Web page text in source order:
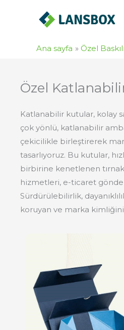
Ana sayfa Özel
Özel
Katlanabilir kutular, kolay
çok yönlü, katlanabilir
çekicilikle birleştirerek
tasarlıyoruz. Bu kutular,
birbirine kenetlenen
hizmetleri, e-ticaret
Sürdürülebilirlik,
koruyan ve marka